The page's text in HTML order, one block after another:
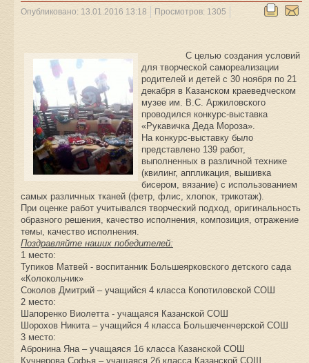
Опубликовано: 13.01.2016 13:18 Просмотров: 1305
С целью создания условий
для творческой самореализации
родителей и детей с 30 ноября по 21
декабря в Казанском краеведческом
музее им. В.С. Аржиловского
проводился конкурс-выставка
«Рукавичка Деда Мороза».
На конкурс-выставку было
представлено 139 работ,
выполненных в различной технике
(квилинг, аппликация, вышивка
бисером, вязание) с использованием
самых различных тканей (фетр, флис, хлопок, трикотаж).
При оценке работ учитывался творческий подход, оригинальность
образного решения, качество исполнения, композиция, отражение
темы, качество исполнения.
Поздравляйте наших победителей:
1 место:
Тупиков Матвей - воспитанник Большеярковского детского сада
«Колокольчик»
Соколов Дмитрий – учащийся 4 класса Копотиловской СОШ
2 место:
Шапоренко Виолетта - учащаяся Казанской СОШ
Шорохов Никита – учащийся 4 класса Большеченчерской СОШ
3 место:
Абронина Яна – учащаяся 1б класса Казанской СОШ
Кучнерова Софья – учащаяся 2б класса Казанской СОШ